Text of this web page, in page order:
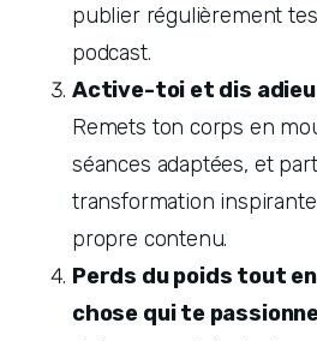
publier régulièrement
podcast.
Active-toi et dis
Remets ton corps en
séances adaptées, et
transformation
propre contenu.
Perds du poids tout
chose qui te